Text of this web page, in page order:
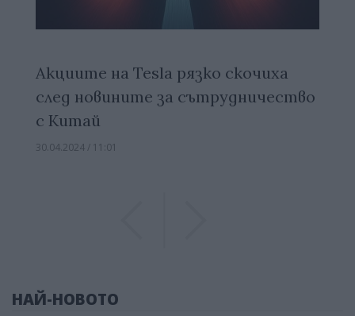
Акциите на Tesla рязко скочиха
след новините за сътрудничество
с Китай
30.04.2024 / 11:01
НАЙ-НОВОТО